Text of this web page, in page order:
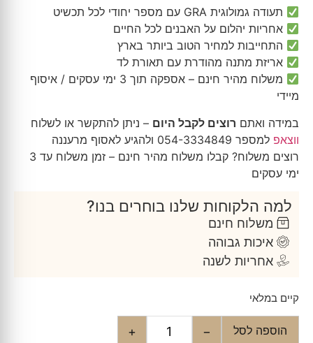
תעודה גמולוגית GRA עם מספר יחודי לכל תכשיט
אחריות יהלום על האבנים לכל החיים
התחייבות למחיר הטוב ביותר בארץ
אריזת מתנה מהודרת עם תאורת לד
משלוח מהיר חינם – אספקה תוך 3 ימי עסקים / איסוף
מיידי
במידה ואתם רוצים לקבל היום – ניתן להתקשר או לשלוח
ווצאפ למספר 054-3334849 ולהגיע לאסוף מרעננה
רוצים משלוח? קבלו משלוח מהיר חינם – זמן משלוח עד 3
ימי עסקים
למה הלקוחות שלנו בוחרים בנו?
משלוח חינם
איכות גבוהה
אחריות לשנה
קיים במלאי
−
+ הוספה לסל